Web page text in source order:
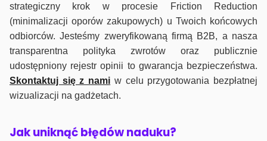
strategiczny krok w procesie Friction Reduction
(minimalizacji oporów zakupowych) u Twoich końcowych
odbiorców. Jesteśmy zweryfikowaną firmą B2B, a nasza
transparentna polityka zwrotów oraz publicznie
udostępniony rejestr opinii to gwarancja bezpieczeństwa.
Skontaktuj się z nami w celu przygotowania bezpłatnej
wizualizacji na gadżetach.
Jak uniknąć błędów naduku?